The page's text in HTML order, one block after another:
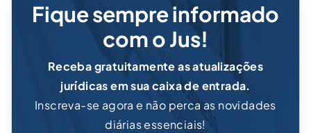
Fique sempre informado
com o Jus!
Receba gratuitamente as atualizações
jurídicas em sua caixa de entrada.
Inscreva-se agora e não perca as novidades
diárias essenciais!